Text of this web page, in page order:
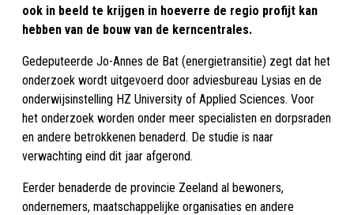
ook in beeld te krijgen in hoeverre de regio profijt kan
hebben van de bouw van de kerncentrales.
Gedeputeerde Jo-Annes de Bat (energietransitie) zegt dat het
onderzoek wordt uitgevoerd door adviesbureau Lysias en de
onderwijsinstelling HZ University of Applied Sciences. Voor
het onderzoek worden onder meer specialisten en dorpsraden
en andere betrokkenen benaderd. De studie is naar
verwachting eind dit jaar afgerond.
Eerder benaderde de provincie Zeeland al bewoners,
ondernemers, maatschappelijke organisaties en andere